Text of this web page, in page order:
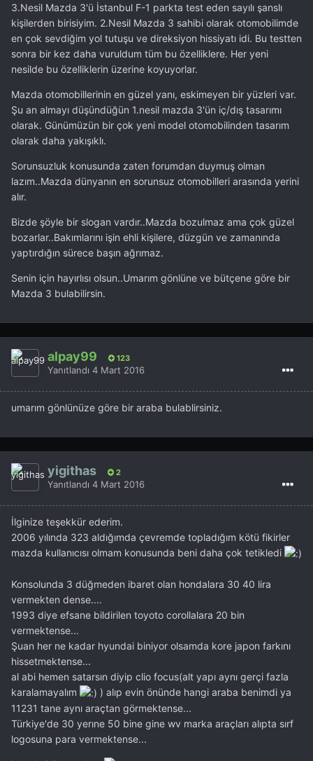
3.Nesil Mazda 3'ü İstanbul F-1 parkta test eden sayılı şanslı
kişilerden birisiyim. 2.Nesil Mazda 3 sahibi olarak otomobilimde
en çok sevdiğim yol tutuşu ve direksiyon hissiyatı idi. Bu testten
sonra bir kez daha vuruldum tüm bu özelliklere. Her yeni
nesilde bu özelliklerin üzerine koyuyorlar.
Mazda otomobillerinin en güzel yanı, eskimeyen bir yüzleri var.
Şu an almayı düşündüğün 1.nesil mazda 3'ün iç/dış tasarımı
olarak. Günümüzün bir çok yeni model otomobilinden tasarım
olarak daha yakışıklı.
Sorunsuzluk konusunda zaten forumdan duymuş olman
lazım..Mazda dünyanın en sorunsuz otomobilleri arasında yerini
alır.
Bizde şöyle bir slogan vardır..Mazda bozulmaz ama çok güzel
bozarlar..Bakımlarını işin ehli kişilere, düzgün ve zamanında
yaptırdığın sürece başın ağrımaz.
Senin için hayırlısı olsun..Umarım gönlüne ve bütçene göre bir
Mazda 3 bulabilirsin.
alpay99 123
Yanıtlandı 4 Mart 2016
umarım gönlünüze göre bir araba bulablirsiniz.
yigithas 2
Yanıtlandı 4 Mart 2016
İlginize teşekkür ederim.
2006 yılında 323 aldığımda çevremde topladığım kötü fikirler
mazda kullanıcısı olmam konusunda beni daha çok tetikledi
Konsolunda 3 düğmeden ibaret olan hondalara 30 40 lira
vermekten dense....
1993 diye efsane bildirilen toyoto corollalara 20 bin
vermektense...
Şuan her ne kadar hyundai biniyor olsamda kore japon farkını
hissetmektense...
al abi hemen satarsın diyip clio focus(alt yapı aynı gerçi fazla
karalamayalım
) alıp evin önünde hangi araba benimdi ya
11231 tane aynı araçtan görmektense...
Türkiye'de 30 yerıne 50 bine gine wv marka araçları alıpta sırf
logosuna para vermektense...